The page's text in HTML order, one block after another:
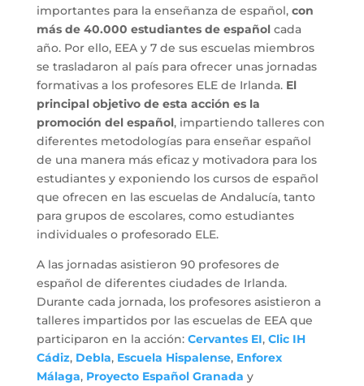
importantes para la enseñanza de español, con
más de 40.000 estudiantes de españolcada
año. Por ello, EEA y 7 de sus escuelas miembros
se trasladaron al país para ofrecer unas jornadas
formativas a los profesores ELE de Irlanda. El
principal objetivo de esta acción es la
promoción del español, impartiendo talleres con
diferentes metodologías para enseñar español
de una manera más eficaz y motivadora para los
estudiantes y exponiendo los cursos de español
que ofrecen en las escuelas de Andalucía, tanto
para grupos de escolares, como estudiantes
individuales o profesorado ELE.
A las jornadas asistieron 90 profesores de
español de diferentes ciudades de Irlanda.
Durante cada jornada, los profesores asistieron a
talleres impartidos por las escuelas de EEA que
participaron en la acción: Cervantes EI, Clic IH
Cádiz, Debla, Escuela Hispalense, Enforex
Málaga, Proyecto Español Granada y